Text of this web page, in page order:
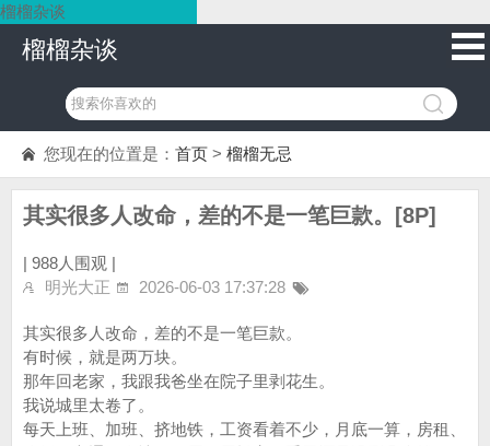
榴榴杂谈
榴榴杂谈
您现在的位置是： 首页 > 榴榴无忌
其实很多人改命，差的不是一笔巨款。[8P]
| 988人围观 |
明光大正
2026-06-03 17:37:28
其实很多人改命，差的不是一笔巨款。
有时候，就是两万块。
那年回老家，我跟我爸坐在院子里剥花生。
我说城里太卷了。
每天上班、加班、挤地铁，工资看着不少，月底一算，房租、